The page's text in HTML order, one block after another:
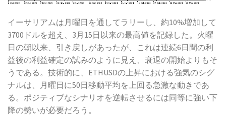
イーサリアムは月曜日を通してラリーし、約10%増加して
3700ドルを超え、3月15日以来の最高値を記録した。火曜
日の朝以来、引き戻しがあったが、これは連続6日間の利
益後の利益確定の試みのように見え、衰退の開始よりもそ
うである。技術的に、ETHUSDの上昇における強気のシグ
ナルは、月曜日に50日移動平均を上回る急激な動きであ
る。ポジティブなシナリオを逆転させるには同等に強い下
降の勢いが必要だろう。